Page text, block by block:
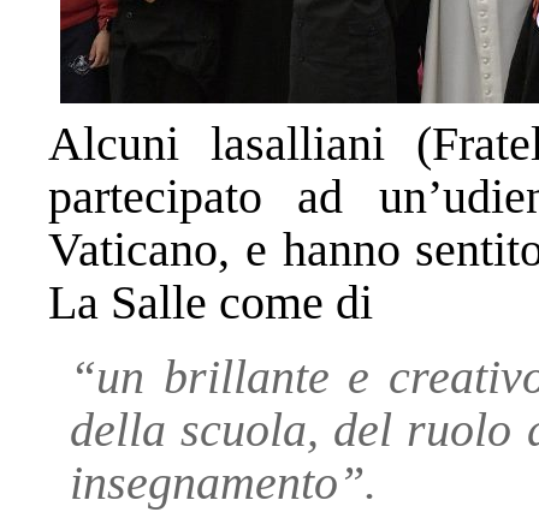
Alcuni lasalliani
partecipato ad
Vaticano, e hanno
La Salle come di
“un brillante e
della scuola, del ruolo
insegnamento”.